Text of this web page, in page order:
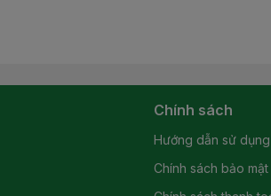
Chính sách
Hướng dẫn sử dụng
Chính sách bảo mật